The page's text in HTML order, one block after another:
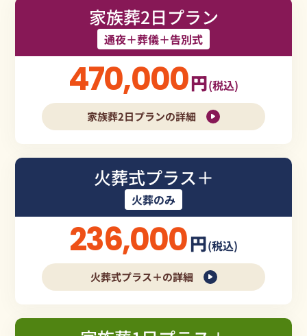
家族葬2日プラン
通夜＋葬儀＋告別式
470,000円(税込)
家族葬2日プランの詳細
火葬式プラス＋
火葬のみ
236,000円(税込)
火葬式プラス＋の詳細